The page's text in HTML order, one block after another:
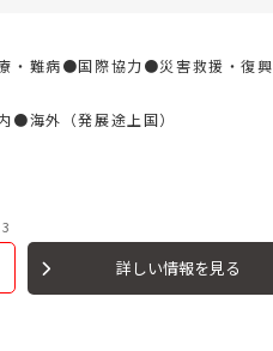
・難病●国際協力●災害救援・復興
●海外（発展途上国）
詳しい情報を見る